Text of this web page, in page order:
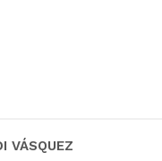
VÁSQUEZ